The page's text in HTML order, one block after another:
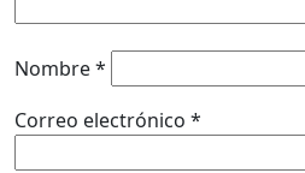
Nombre*
Correo electrónico *